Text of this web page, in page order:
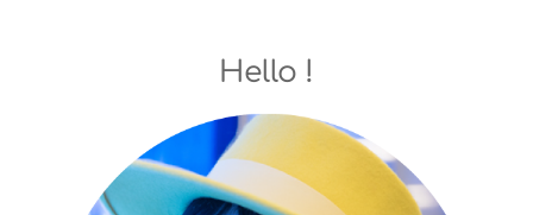
Hello !